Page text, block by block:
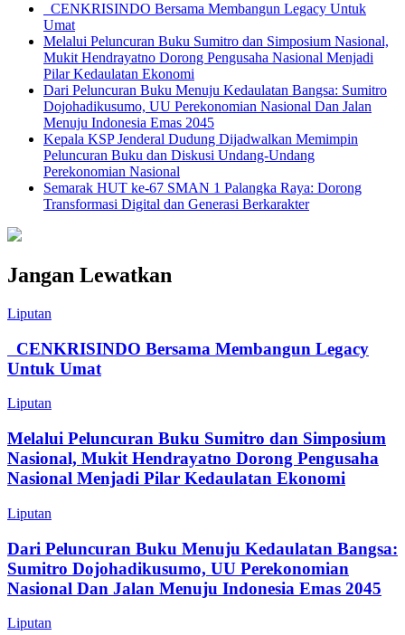
CENKRISINDO Bersama Membangun Legacy Untuk
Umat
Melalui Peluncuran Buku Sumitro dan Simposium Nasional,
Mukit Hendrayatno Dorong Pengusaha Nasional Menjadi
Pilar Kedaulatan Ekonomi
Dari Peluncuran Buku Menuju Kedaulatan Bangsa: Sumitro
Dojohadikusumo, UU Perekonomian Nasional Dan Jalan
Menuju Indonesia Emas 2045
Kepala KSP Jenderal Dudung Dijadwalkan Memimpin
Peluncuran Buku dan Diskusi Undang-Undang
Perekonomian Nasional
Semarak HUT ke-67 SMAN 1 Palangka Raya: Dorong
Transformasi Digital dan Generasi Berkarakter
Jangan Lewatkan
Liputan
CENKRISINDO Bersama Membangun Legacy
Untuk Umat
Liputan
Melalui Peluncuran Buku Sumitro dan Simposium
Nasional, Mukit Hendrayatno Dorong Pengusaha
Nasional Menjadi Pilar Kedaulatan Ekonomi
Liputan
Dari Peluncuran Buku Menuju Kedaulatan Bangsa:
Sumitro Dojohadikusumo, UU Perekonomian
Nasional Dan Jalan Menuju Indonesia Emas 2045
Liputan